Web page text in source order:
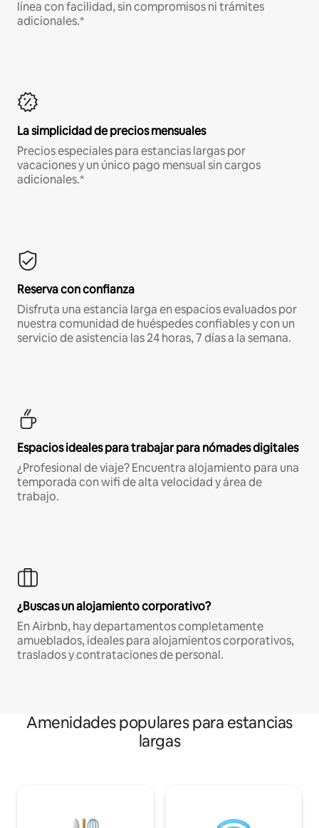
línea con facilidad, sin compromisos ni trámites
adicionales.*
La simplicidad de precios mensuales
Precios especiales para estancias largas por
vacaciones y un único pago mensual sin cargos
adicionales.*
Reserva con confianza
Disfruta una estancia larga en espacios evaluados por
nuestra comunidad de huéspedes confiables y con un
servicio de asistencia las 24 horas, 7 días a la semana.
Espacios ideales para trabajar para nómades digitales
¿Profesional de viaje? Encuentra alojamiento para una
temporada con wifi de alta velocidad y área de
trabajo.
¿Buscas un alojamiento corporativo?
En Airbnb, hay departamentos completamente
amueblados, ideales para alojamientos corporativos,
traslados y contrataciones de personal.
Amenidades populares para estancias
largas